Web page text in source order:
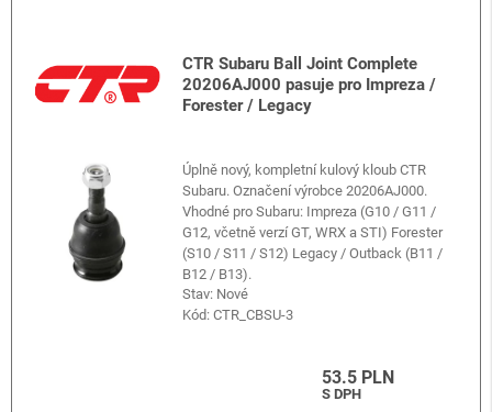
CTR Subaru Ball Joint Complete
20206AJ000 pasuje pro Impreza /
Forester / Legacy
Úplně nový, kompletní kulový kloub CTR
Subaru. Označení výrobce 20206AJ000.
Vhodné pro Subaru: Impreza (G10 / G11 /
G12, včetně verzí GT, WRX a STI) Forester
(S10 / S11 / S12) Legacy / Outback (B11 /
B12 / B13).
Stav: Nové
Kód:CTR_CBSU-3
53.5 PLN
S DPH